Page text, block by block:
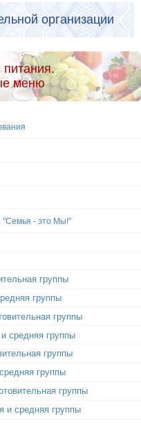
организации
меню
"Семья - это Мы!"
группы
группы
группы
средняя группы
группы
группы
группы
и средняя группы